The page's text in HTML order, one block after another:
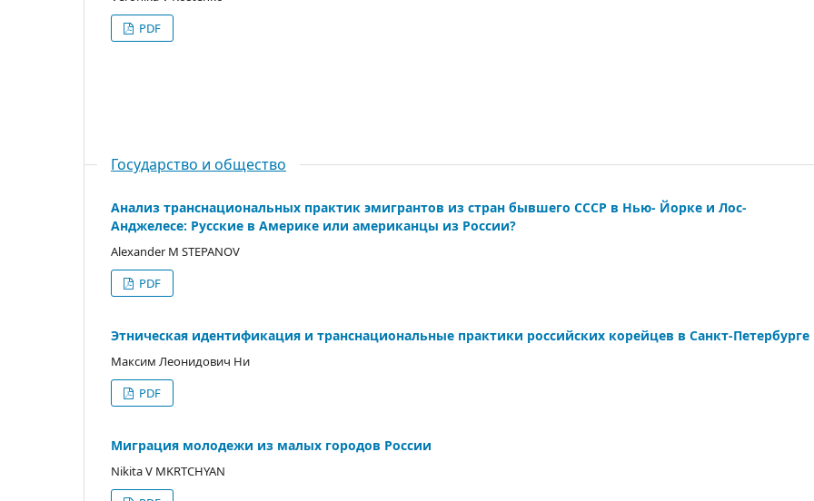
PDF
Государство и общество
Анализ транснациональных практик эмигрантов из стран бывшего СССР в Нью- Йорке и Лос-
Анджелесе: Русские в Америке или американцы из России?
Alexander M STEPANOV
PDF
Этническая идентификация и транснациональные практики российских корейцев в Санкт-Петербурге
Максим Леонидович Ни
PDF
Миграция молодежи из малых городов России
Nikita V MKRTCHYAN